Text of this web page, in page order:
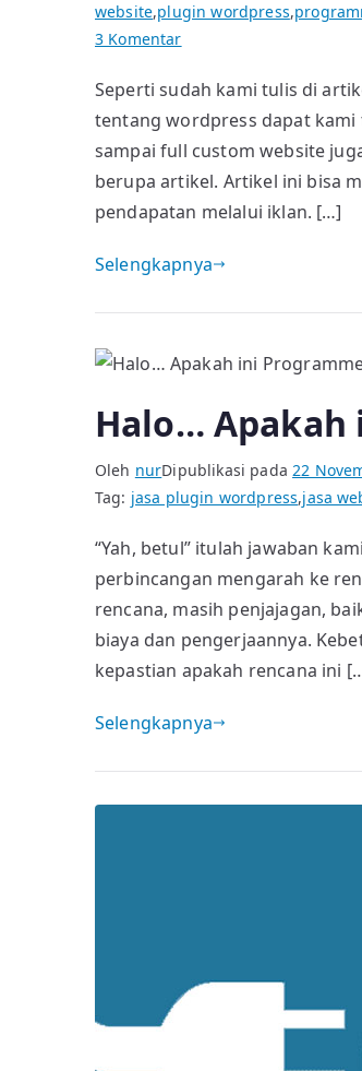
website,plugin wordpress,
3 Komentarpada
Pembuatan
Plugin
dan
Theme
WordPress
Seperti sudah kami tulis di
tentang wordpress dapat kami
sampai full custom website
berupa artikel. Artikel ini bisa
pendapatan melalui iklan. […]
Selengkapnya
Halo…
Oleh nurDipublikasi pada22
Tag: jasa plugin wordpress,jasa
“Yah, betul” itulah jawaban
perbincangan mengarah ke
rencana, masih penjajagan,
biaya dan pengerjaannya.
kepastian apakah rencana ini
Selengkapnya